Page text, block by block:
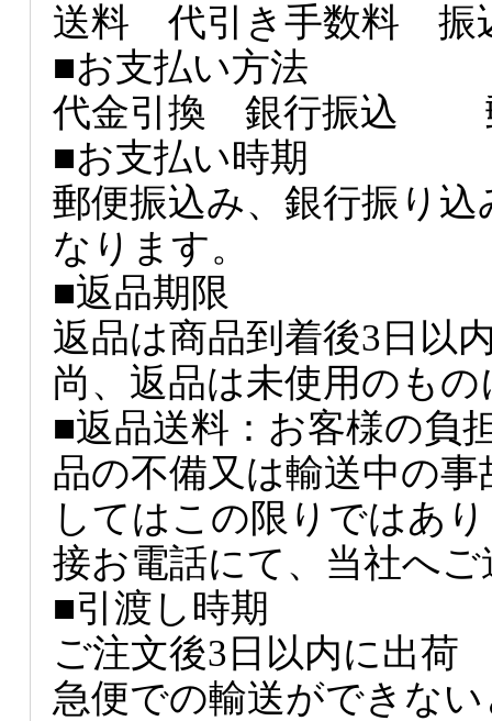
送料 代引き手数料 振
■お支払い方法
代金引換 銀行振込
■お支払い時期
郵便振込み、銀行振り
なり
■返品期限
返品は商品到着後3日以
尚、返品は未使用のも
■返品送料：お客様の負
品の不備又は輸送中の
してはこの限りではあ
接お電話にて、当社へ
■引渡し時期
ご注文後3日以内に出
急便での輸送ができな